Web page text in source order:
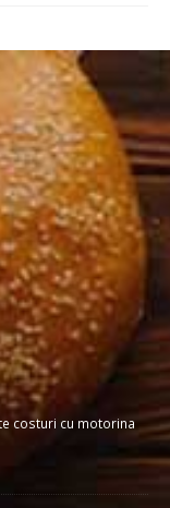
costuri cu motorina